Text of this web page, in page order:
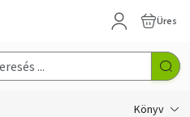
Üres
Könyv